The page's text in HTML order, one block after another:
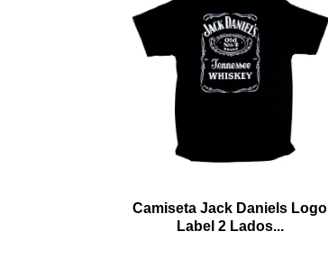
Camiseta Jack Daniels Logo
Label 2 Lados...